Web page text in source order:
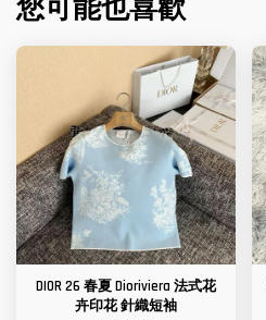
您可能也喜歡
DIOR 26 春夏 Dioriviera 法式花
卉印花 針織短袖